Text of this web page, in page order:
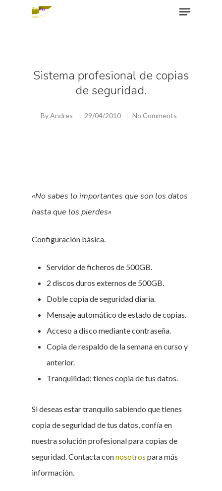
Sistema profesional de copias
de seguridad.
ByAndres 29/04/2010 No Comments
«No sabes lo importantes que son los datos
hasta que los pierdes»
Configuración básica.
Servidor de ficheros de 500GB.
2 discos duros externos de 500GB.
Doble copia de seguridad diaria.
Mensaje automático de estado de copias.
Acceso a disco mediante contraseña.
Copia de respaldo de la semana en curso y
anterior.
Tranquilidad; tienes copia de tus datos.
Si deseas estar tranquilo sabiendo que tienes
copia de seguridad de tus datos, confía en
nuestra solución profesional para copias de
seguridad. Contacta connosotros para más
información.